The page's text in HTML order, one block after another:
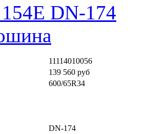
11114010056
139 560 руб
600/65R34
DN-174